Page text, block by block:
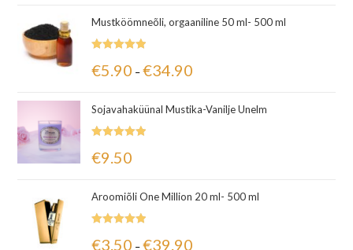
Mustköömneõli, orgaaniline 50 ml- 500 ml
5.00 / 5
€5.90 – €34.90
Sojavahaküünal Mustika-Vanilje Unelm
5.00 / 5
€9.50
Aroomiõli One Million 20 ml- 500 ml
€3.50 – €39.90